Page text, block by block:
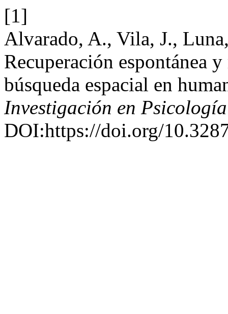
[1]
Alvarado, A., Vila, J.,
Recuperación espontánea
búsqueda espacial en
Investigación en Psicología
DOI:https://doi.org/